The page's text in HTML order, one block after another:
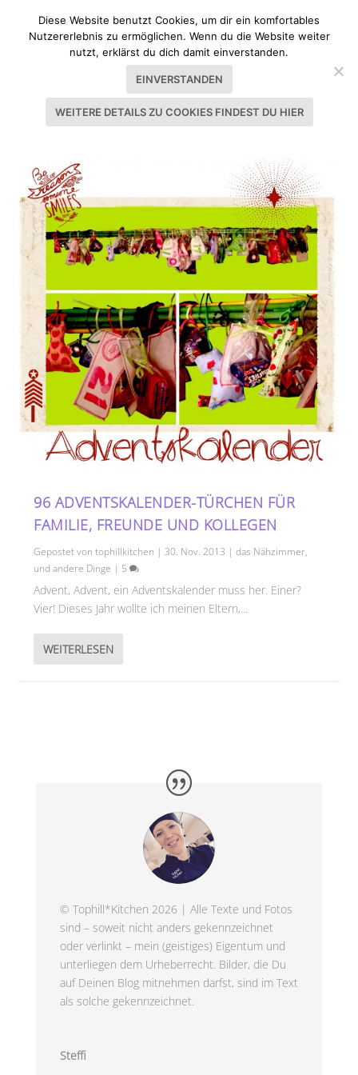
SCHLAGWORT:GEBASTELT
96 ADVENTSKALENDER-TÜRCHEN FÜR
FAMILIE, FREUNDE UND KOLLEGEN
Gepostet vontophillkitchen |30. Nov. 2013 |das Nähzimmer,
und andere Dinge | 5
Advent, Advent, ein Adventskalender muss her. Einer?
Vier! Dieses Jahr wollte ich meinen Eltern,...
WEITERLESEN
© Tophill*Kitchen 2026 | Alle Texte und Fotos
sind – soweit nicht anders gekennzeichnet
oder verlinkt – mein (geistiges) Eigentum und
unterliegen dem Urheberrecht. Bilder, die Du
auf Deinen Blog mitnehmen darfst, sind im Text
als solche gekennzeichnet.
Steffi
Diese Website benutzt Cookies, um dir ein komfortables
Nutzererlebnis zu ermöglichen. Wenn du die Website weiter
nutzt, erklärst du dich damit einverstanden.
EINVERSTANDEN
WEITERE DETAILS ZU COOKIES FINDEST DU HIER